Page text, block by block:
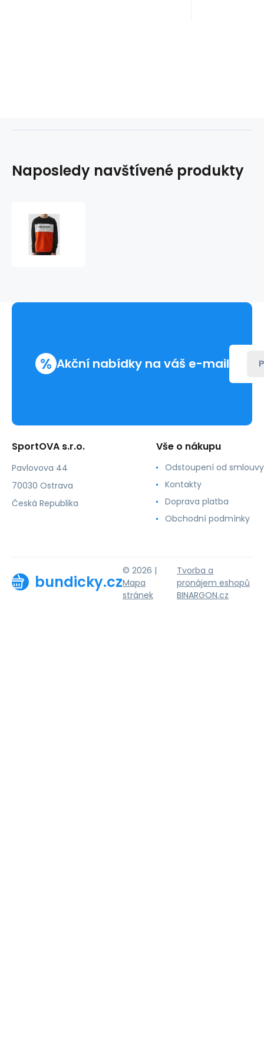
Naposledy navštívené produkty
% Akční nabídky na váš e-mail
SportOVA s.r.o.
Pavlovova 44
70030 Ostrava
Česká Republika
Vše o nákupu
Odstoupení od smlouvy
Kontakty
Doprava platba
Obchodní podmínky
bundicky.cz
© 2026 |
Mapa
stránek
Tvorba a
pronájem eshopů
BINARGON.cz